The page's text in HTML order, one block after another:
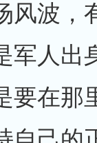
风波，
军人出
要在那